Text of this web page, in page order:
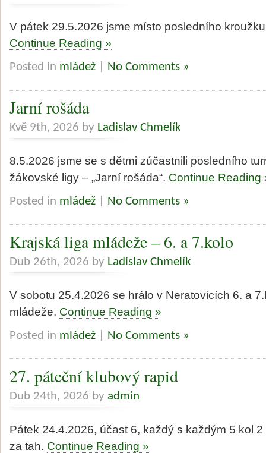
V pátek 29.5.2026 jsme místo posledního
Continue Reading »
Posted in mládež No Comments »
Jarní rošáda
Kvě 9th, 2026 by Ladislav Chmelík
8.5.2026 jsme se s dětmi zúčastnili posledního
žákovské ligy – „Jarní rošáda“. Continue Reading
Posted in mládež No Comments »
Krajská liga mládeže – 6. a 7.kolo
Dub 26th, 2026 by Ladislav Chmelík
V sobotu 25.4.2026 se hrálo v Neratovicích 6. a
mládeže. Continue Reading »
Posted in mládež No Comments »
27. páteční klubový rapid
Dub 24th, 2026 by admin
Pátek 24.4.2026, účast 6, každý s každým 5 kol
za tah. Continue Reading »